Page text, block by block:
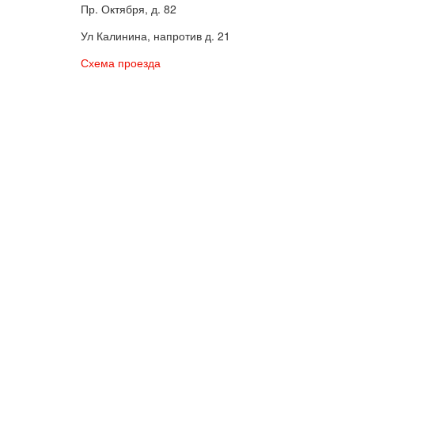
Пр. Октября, д. 82
Ул Калинина, напротив д. 21
Схема проезда